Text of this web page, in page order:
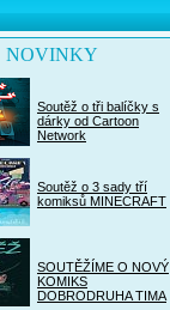
NOVINKY
Soutěž o tři balíčky s
dárky od Cartoon
Network
Soutěž o 3 sady tří
komiksů MINECRAFT
SOUTĚŽÍME O NOVÝ
KOMIKS
DOBRODRUHA TIMA